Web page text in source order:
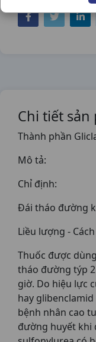
Chi tiết sản
Thành phần
Mô tả:
Chỉ định:
Đái tháo đường
Liều lượng -
Thuốc được
tháo đường týp
giờ. Do hiệu lực
hay
bệnh nhân cao
đường huyết khi